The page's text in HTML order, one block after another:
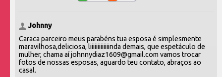
Johnny
Caraca parceiro meus parabéns tua esposa é simplesmente
maravilhosa,deliciosa, liiiiiiiiiiiiinda demais, que espetáculo de
mulher, chama aí johnnydiaz1609@gmail.com vamos trocar
fotos de nossas esposas, aguardo teu contato, abraços ao
casal.